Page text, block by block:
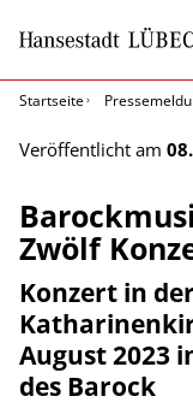
Startseite
Veröffentlicht am
Zwölf
Konzert in
August 2023
des Barock